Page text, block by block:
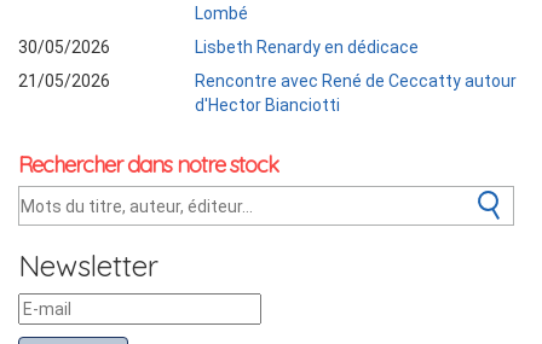
Lombé
30/05/2026
Lisbeth Renardy en dédicace
21/05/2026
Rencontre avec René de Ceccatty autour
d'Hector Bianciotti
Rechercher dans notre stock
Newsletter